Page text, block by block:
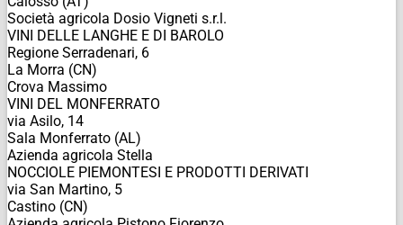
Società agricola Dosio Vigneti s.r.l.
VINI DELLE LANGHE E DI BAROLO
Regione Serradenari, 6
La Morra (CN)
Crova Massimo
VINI DEL MONFERRATO
via Asilo, 14
Sala Monferrato (AL)
Azienda agricola Stella
NOCCIOLE PIEMONTESI E PRODOTTI DERIVATI
via San Martino, 5
Castino (CN)